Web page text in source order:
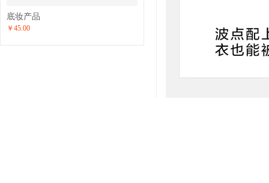
底妆产品
￥45.00